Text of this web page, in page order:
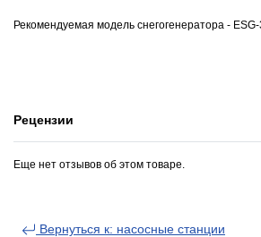
Рекомендуемая модель снегогенератора -
Рецензии
Еще нет отзывов об этом товаре.
Вернуться к: насосные станции